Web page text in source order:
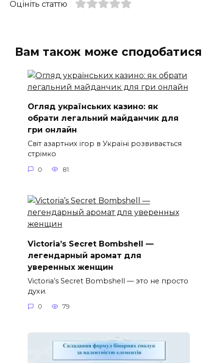
Оцініть статтю
Вам також може сподобатися
Огляд українських казино: як
обрати легальний майданчик для
гри онлайн
Світ азартних ігор в Україні розвивається
стрімко
0 81
Victoria’s Secret Bombshell —
легендарный аромат для
уверенных женщин
Victoria’s Secret Bombshell — это не просто
духи.
0 79